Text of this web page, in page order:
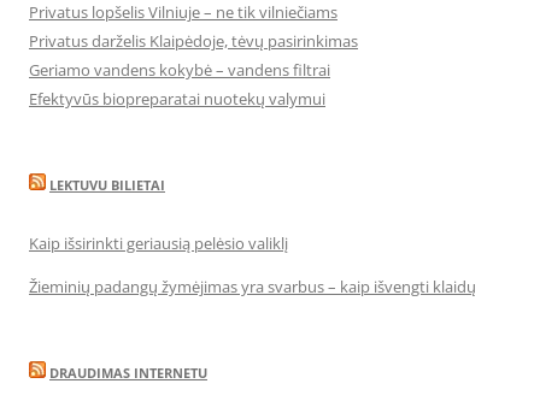
Privatus lopšelis Vilniuje – ne tik vilniečiams
Privatus darželis Klaipėdoje, tėvų pasirinkimas
Geriamo vandens kokybė – vandens filtrai
Efektyvūs biopreparatai nuotekų valymui
LEKTUVU BILIETAI
Kaip išsirinkti geriausią pelėsio valiklį
Žieminių padangų žymėjimas yra svarbus – kaip išvengti klaidų
DRAUDIMAS INTERNETU